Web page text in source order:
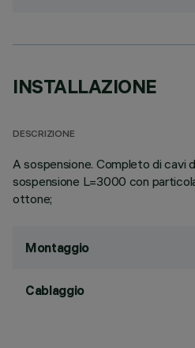
INSTALLAZIONE
DESCRIZIONE
A sospensione. Completo di cavi
sospensione L=3000 con
ottone;
Montaggio
Cablaggio